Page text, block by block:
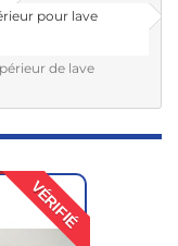
pour lave
de lave
VÉRIFIÉ